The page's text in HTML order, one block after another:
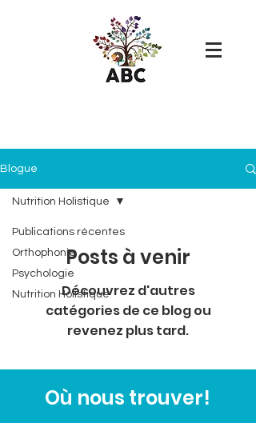
Blogue
Publications récentes
Orthophonie
Psychologie
Nutrition Holistique
Nutrition Holistique
Posts à venir
Découvrez d'autres
catégories de ce blog ou
revenez plus tard.
© 2021
Où nous trouver!